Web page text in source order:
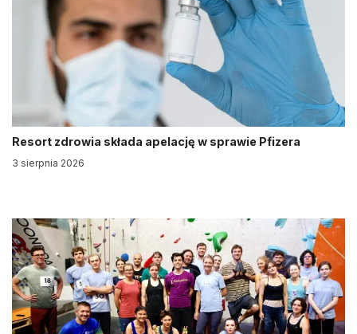
Resort zdrowia składa apelację w sprawie Pfizera
3 sierpnia 2026